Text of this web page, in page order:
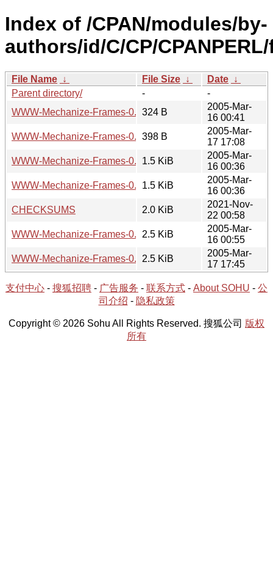
Index of /CPAN/modules/by-
authors/id/C/CP/
File Name ↓ File Size ↓ Date ↓
Parent directory/
-
-
WWW-Mechanize-Frames-0.02.meta
324 B
2005-Mar-
16 00:41
WWW-Mechanize-Frames-0.03.meta
398 B
2005-Mar-
17 17:08
WWW-Mechanize-Frames-0.02.readme
1.5 KiB
2005-Mar-
16 00:36
WWW-Mechanize-Frames-0.03.readme
1.5 KiB
2005-Mar-
16 00:36
CHECKSUMS
2.0 KiB
2021-Nov-
22 00:58
WWW-Mechanize-Frames-0.02.tar.gz
2.5 KiB
2005-Mar-
16 00:55
WWW-Mechanize-Frames-0.03.tar.gz
2.5 KiB
2005-Mar-
17 17:45
支付中心 - 搜狐招聘 - 广告服务 - 联系方式 - About SOHU - 公
司介绍 - 隐私政策
Copyright © 2026 Sohu All Rights Reserved. 搜狐公司 版权
所有